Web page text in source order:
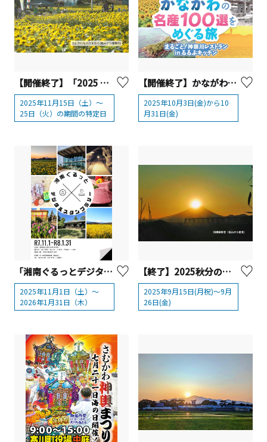
【開催終了】「2025 さむかわ冬のひまわり」
2025年11月15日（土）～
25日（火）の期間の特定日
【開催終了】かながわの名産100選×るるぶキッチン 10/3（金）～「まるごと！神奈川レストラン」開催！
2025年10月3日(金)から10
月31日(金)
「湘南ぐるっとデジタルスタンプラリー」を開催します！
2025年11月1日（土）～
2026年1月31日（木）
【終了】2025秋分の「さむかわダイヤモンド富士」週間
2025年9月15日(月祝)～9月
26日(金)